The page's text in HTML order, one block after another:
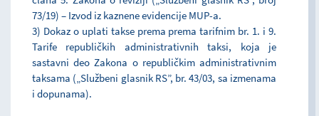
73/19) – Izvod iz kaznene evidencije MUP-a.
3) Dokaz o uplati takse prema prema tarifnim br. 1. i 9.
Tarife republičkih administrativnih taksi, koja je
sastavni deo Zakona o republičkim administrativnim
taksama („Službeni glasnik RS”, br. 43/03, sa izmenama
i dopunama).